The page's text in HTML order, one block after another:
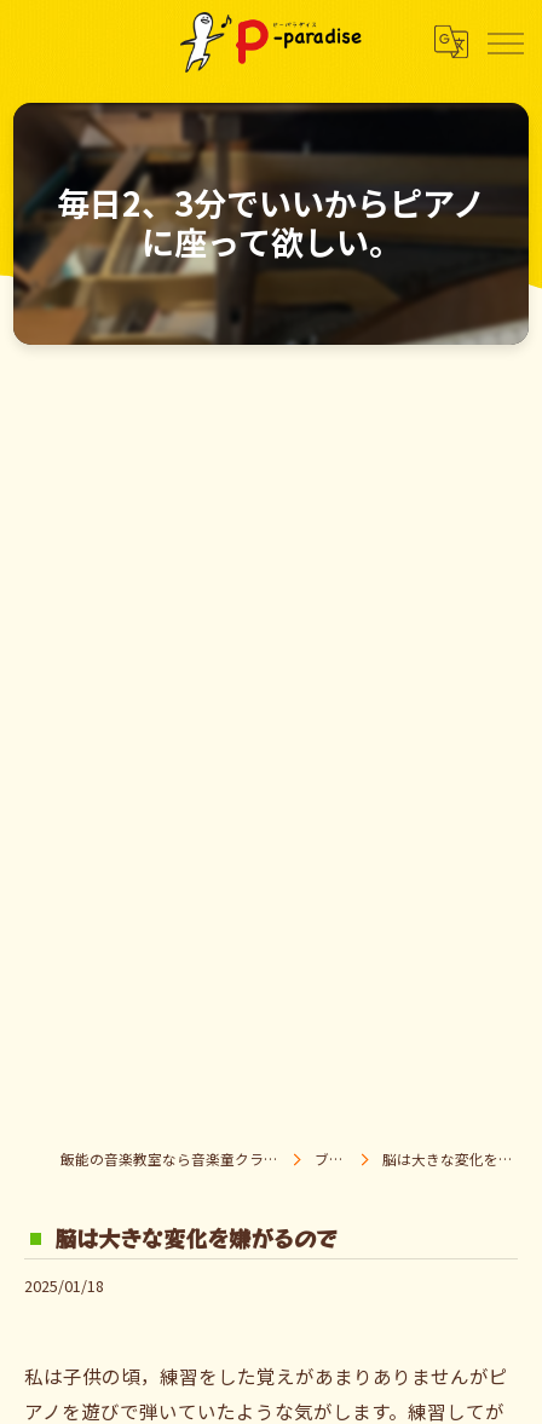
毎日2、3分でいいからピアノ
に座って欲しい。
飯能の音楽教室なら音楽童クラブ Pパラダイス ブログ 脳は大きな変化を嫌がるので
脳は大きな変化を嫌がるので
2025/01/18
私は子供の頃，練習をした覚えがあまりありませんがピ
アノを遊びで弾いていたような気がします。練習してが